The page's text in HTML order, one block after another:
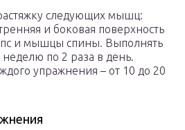
следующих мышц:
и боковая поверхность
и мышцы спины. Выполнять
неделю по 2 раза в день.
упражнения – от 10 до 20